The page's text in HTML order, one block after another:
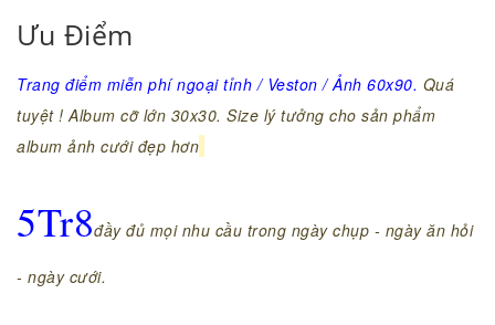
Ưu Điểm
Trang điểm miễn phí ngoại tỉnh / Veston / Ảnh 60x90. Quá
tuyệt ! Album cỡ lớn 30x30. Size lý tưởng cho sản phẩm
album ảnh cưới đẹp hơn
5Tr8đầy đủ mọi nhu cầu trong ngày chụp - ngày ăn hỏi
- ngày cưới.